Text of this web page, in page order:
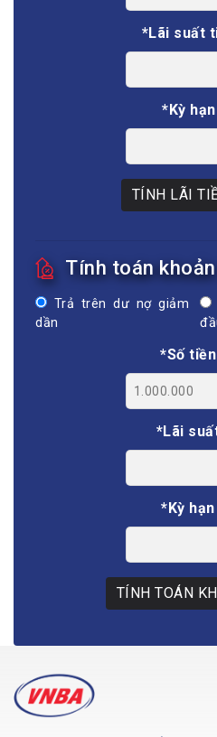
*Lãi suất
*Kỳ
TÍNH LÃI
Tính toán
Trả trên dư nợ giảm
dần
*Số
*Lãi
*Kỳ
TÍNH TOÁN